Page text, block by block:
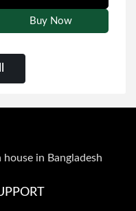
Buy Now
in Bangladesh